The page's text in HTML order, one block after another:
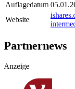
Auflagedatum
Website
Partnernews
Anzeige